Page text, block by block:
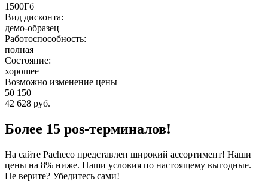
1500Гб
Вид дисконта:
демо-образец
Работоспособность:
полная
Состояние:
хорошее
Возможно изменение цены
50 150
42 628 руб.
Более 15 pos-терминалов!
На сайте Pacheco представлен широкий ассортимент! Наши
цены на 8% ниже. Наши условия по настоящему выгодные.
Не верите? Убедитесь сами!